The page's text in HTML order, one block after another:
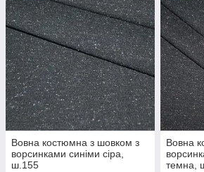
Вовна костюмна з шовком з
ворсинками синіми сіра,
ш.155
Вовна
темна,